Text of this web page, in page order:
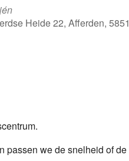
Heide 22, Afferden,
passen we de snelheid of de